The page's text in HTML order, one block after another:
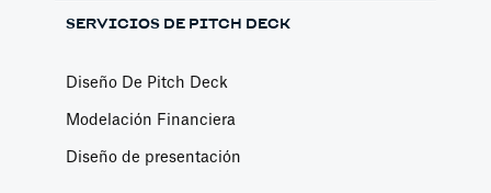
SERVICIOS DE PITCH DECK
Diseño De Pitch Deck
Modelación Financiera
Diseño de presentación